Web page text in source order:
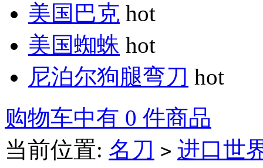
美国巴克 hot
美国蜘蛛 hot
尼泊尔狗腿弯刀 hot
购物车中有 0 件商品
当前位置: 名刀 > 进口世